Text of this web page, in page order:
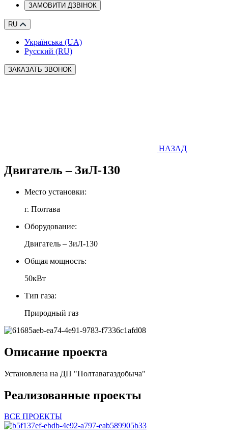
ЗАМОВИТИ ДЗВІНОК
RU
Українська (UA)
Русский (RU)
ЗАКАЗАТЬ ЗВОНОК
НАЗАД
Двигатель – ЗиЛ-130
Место установки:
г. Полтава
Оборудование:
Двигатель – ЗиЛ-130
Общая мощность:
50кВт
Тип газа:
Природный газ
Описание проекта
Установлена на ДП "Полтавагаздобыча"
Реализованные проекты
ВСЕ ПРОЕКТЫ